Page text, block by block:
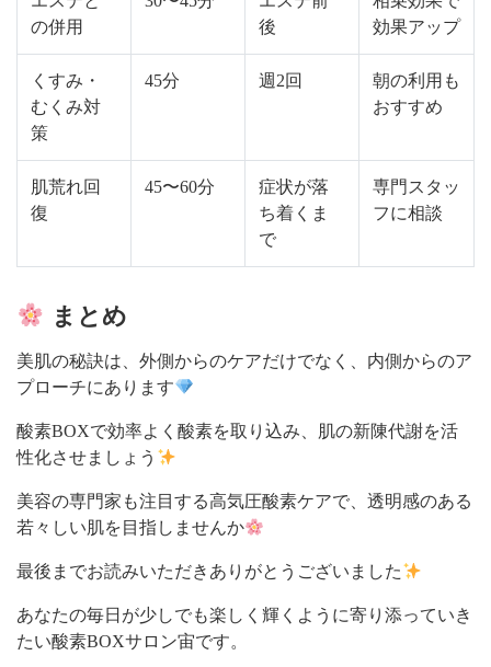
の併用
後
効果アップ
くすみ・
むくみ対
策
45分 週2回
朝の利用も
おすすめ
肌荒れ回
復
45〜60分
症状が落
ち着くま
で
専門スタッ
フに相談
まとめ
美肌の秘訣は、外側からのケアだけでなく、内側からのア
プローチにあります
酸素BOXで効率よく酸素を取り込み、肌の新陳代謝を活
性化させましょう
美容の専門家も注目する高気圧酸素ケアで、透明感のある
若々しい肌を目指しませんか
最後までお読みいただきありがとうございました
あなたの毎日が少しでも楽しく輝くように寄り添っていき
たい酸素BOXサロン宙です。